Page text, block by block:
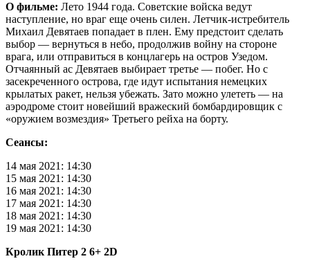
О фильме: Лето 1944 года. Советские войска ведут
наступление, но враг еще очень силен. Летчик-истребитель
Михаил Девятаев попадает в плен. Ему предстоит сделать
выбор — вернуться в небо, продолжив войну на стороне
врага, или отправиться в концлагерь на остров Узедом.
Отчаянный ас Девятаев выбирает третье — побег. Но с
засекреченного острова, где идут испытания немецких
крылатых ракет, нельзя убежать. Зато можно улететь — на
аэродроме стоит новейший вражеский бомбардировщик с
«оружием возмездия» Третьего рейха на борту.
Сеансы:
14 мая 2021: 14:30
15 мая 2021: 14:30
16 мая 2021: 14:30
17 мая 2021: 14:30
18 мая 2021: 14:30
19 мая 2021: 14:30
Кролик Питер 2 6+ 2D